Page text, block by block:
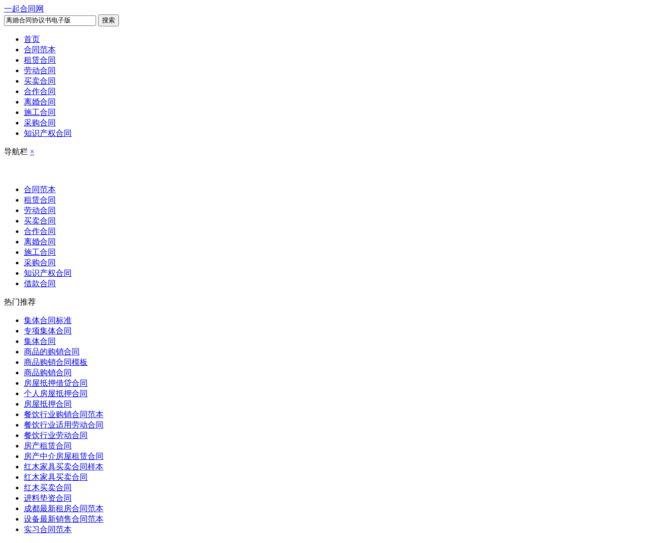
一起合同网
搜索
首页
合同范本
租赁合同
劳动合同
买卖合同
合作合同
离婚合同
施工合同
采购合同
知识产权合同
导航栏 ×
合同范本
租赁合同
劳动合同
买卖合同
合作合同
离婚合同
施工合同
采购合同
知识产权合同
借款合同
热门推荐
集体合同标准
专项集体合同
集体合同
商品的购销合同
商品购销合同模板
商品购销合同
房屋抵押借贷合同
个人房屋抵押合同
房屋抵押合同
餐饮行业购销合同范本
餐饮行业适用劳动合同
餐饮行业劳动合同
房产租赁合同
房产中介房屋租赁合同
红木家具买卖合同样本
红木家具买卖合同
红木买卖合同
进料垫资合同
成都最新租房合同范本
设备最新销售合同范本
实习合同范本